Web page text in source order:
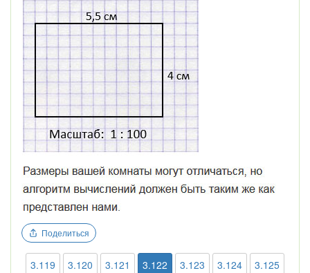
Поделиться
3.119 3.120 3.121 3.122 3.123 3.124 3.125